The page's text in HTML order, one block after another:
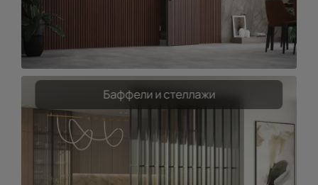
Баффели и стеллажи